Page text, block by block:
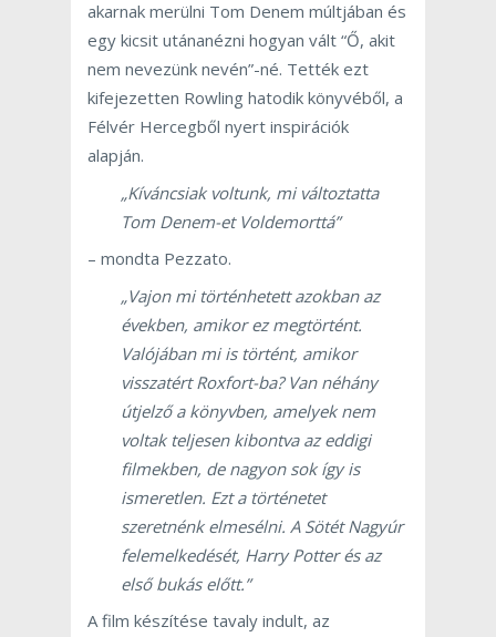
akarnak merülni Tom Denem múltjában és
egy kicsit utánanézni hogyan vált “Ő, akit
nem nevezünk nevén”-né. Tették ezt
kifejezetten Rowling hatodik könyvéből, a
Félvér Hercegből nyert inspirációk
alapján.
„Kíváncsiak voltunk, mi változtatta
Tom Denem-et Voldemorttá”
– mondta Pezzato.
„Vajon mi történhetett azokban az
években, amikor ez megtörtént.
Valójában mi is történt, amikor
visszatért Roxfort-ba? Van néhány
útjelző a könyvben, amelyek nem
voltak teljesen kibontva az eddigi
filmekben, de nagyon sok így is
ismeretlen. Ezt a történetet
szeretnénk elmesélni. A Sötét Nagyúr
felemelkedését, Harry Potter és az
első bukás előtt.”
A film készítése tavaly indult, az